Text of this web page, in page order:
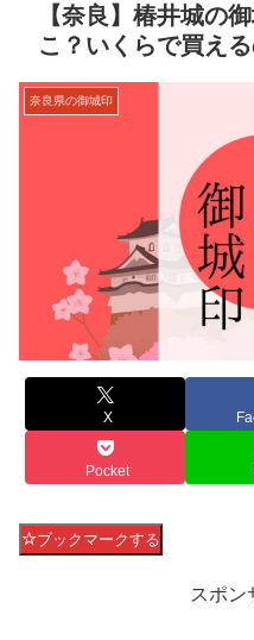
【奈良】椿井城の
こ？いくらで買える
奈良県の御城印
X
Pocket
ブックマークする
スポン